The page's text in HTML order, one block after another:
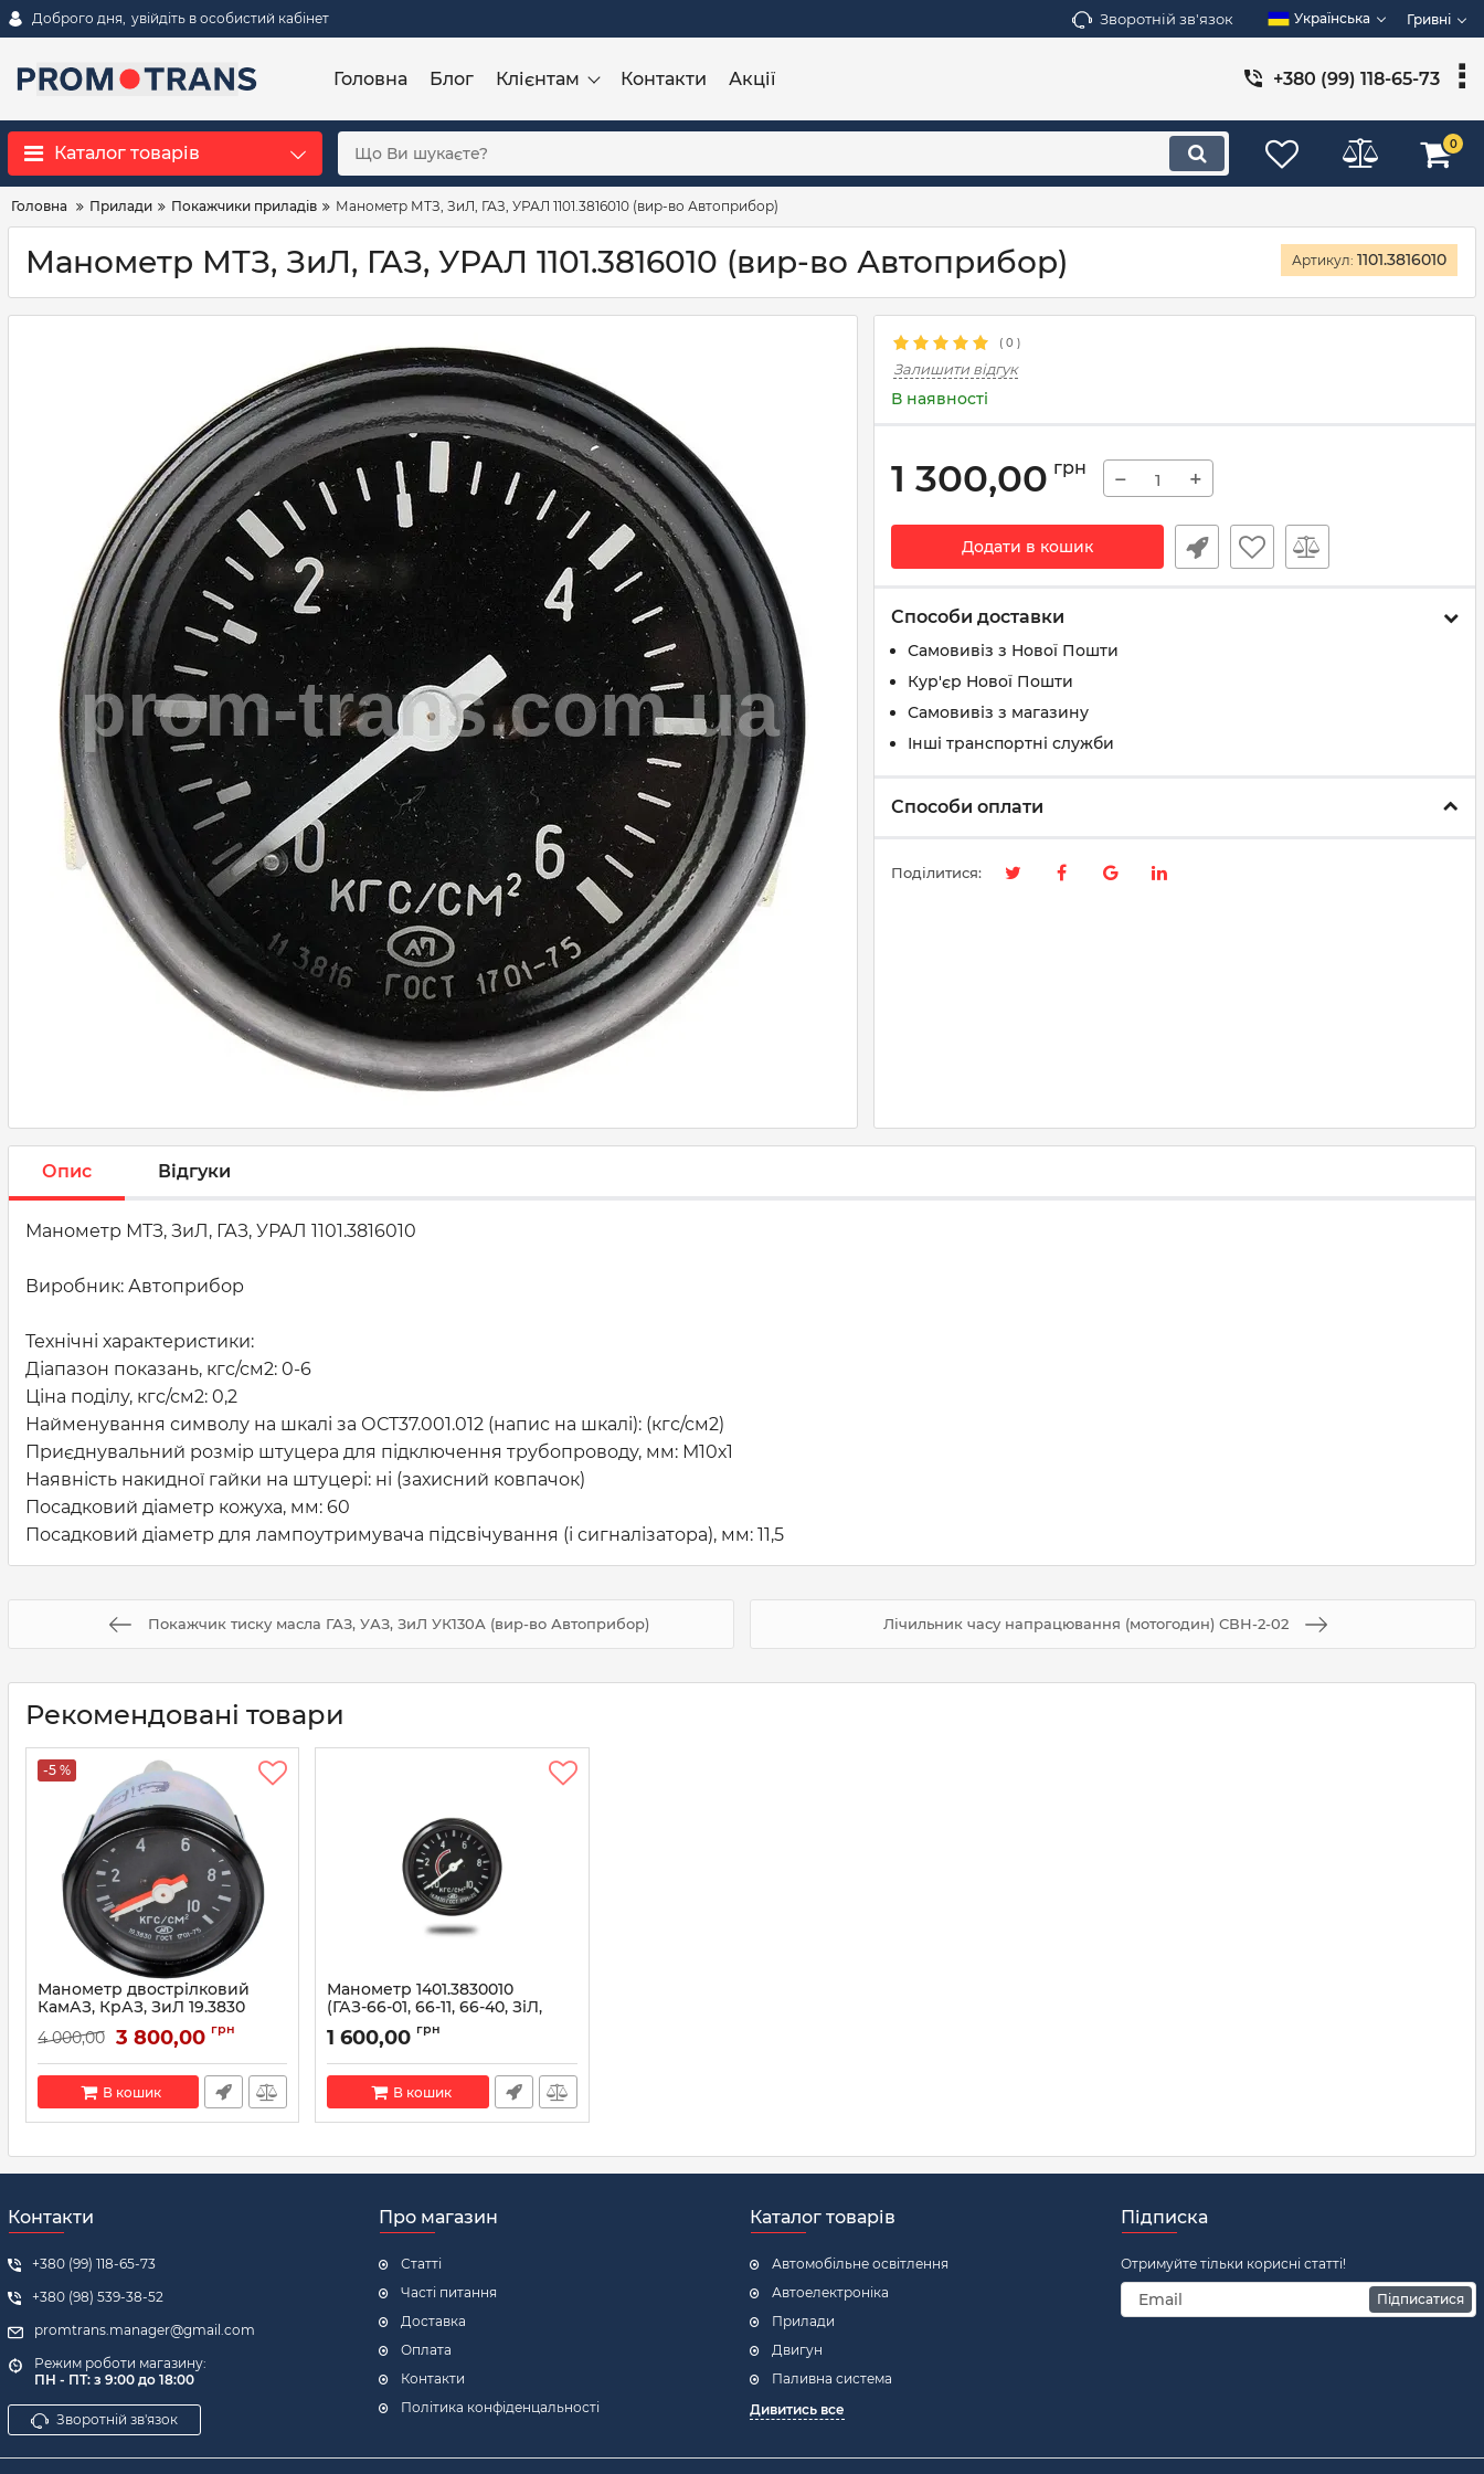
Доброго дня, увійдіть в особистий кабінет Зворотній зв'язок Українська Гривні
Головна Блог Клієнтам Контакти Акції +380 (99) 118-65-73
Каталог товарів 0
Головна Прилади Покажчики приладів Манометр МТЗ, ЗиЛ, ГАЗ, УРАЛ 1101.3816010 (вир-во Автоприбор)
Манометр МТЗ, ЗиЛ, ГАЗ, УРАЛ 1101.3816010 (вир-во Автоприбор) Артикул: 1101.3816010
( 0 )
Залишити відгук
В наявності
1 300,00 грн − +
Додати в кошик
Способи доставки
Самовивіз з Нової Пошти
Кур'єр Нової Пошти
Самовивіз з магазину
Інші транспортні служби
Способи оплати
Поділитися:
Опис Відгуки
Манометр МТЗ, ЗиЛ, ГАЗ, УРАЛ 1101.3816010
Виробник: Автоприбор
Технічні характеристики:
Діапазон показань, кгс/см2: 0-6
Ціна поділу, кгс/см2: 0,2
Найменування символу на шкалі за ОСТ37.001.012 (напис на шкалі): (кгс/см2)
Приєднувальний розмір штуцера для підключення трубопроводу, мм: М10х1
Наявність накидної гайки на штуцері: ні (захисний ковпачок)
Посадковий діаметр кожуха, мм: 60
Посадковий діаметр для лампоутримувача підсвічування (і сигналізатора), мм: 11,5
Покажчик тиску масла ГАЗ, УАЗ, ЗиЛ УК130А (вир-во Автоприбор) Лічильник часу напрацювання (мотогодин) СВН-2-02
Рекомендовані товари
-5 %
Манометр двострілковий
КамАЗ, КрАЗ, ЗиЛ 19.3830
(вир-во Автоприбор)
Артикул: 1901.3830010
4 000,00 3 800,00 грн
В кошик
Манометр 1401.3830010
(ГАЗ-66-01, 66-11, 66-40, ЗіЛ,
ЛіАЗ-6977, ВТЗ) (МТТ-10) (вир-
во Автоприбор)
Артикул: 1401.3830010
1 600,00 грн
В кошик
Контакти
+380 (99) 118-65-73
+380 (98) 539-38-52
promtrans.manager@gmail.com
Режим роботи магазину:
ПН - ПТ: з 9:00 до 18:00
Зворотній зв'язок
Про магазин
Статті
Часті питання
Доставка
Оплата
Контакти
Політика конфіденцальності
Каталог товарів
Автомобільне освітлення
Автоелектроніка
Прилади
Двигун
Паливна система
Дивитись все
Підписка
Отримуйте тільки корисні статті!
Підписатися